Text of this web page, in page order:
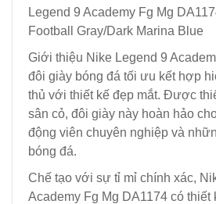
Legend 9 Academy Fg Mg
Football Gray/Dark Marina Blue
Giới thiệu Nike Legend 9
đôi giày bóng đá tối ưu kết hợp
thủ với thiết kế đẹp mắt. Được
sân cỏ, đôi giày này hoàn hảo
động viên chuyên nghiệp và
bóng đá.
Chế tạo với sự tỉ mỉ chính xác,
Academy Fg Mg DA1174 có thiết